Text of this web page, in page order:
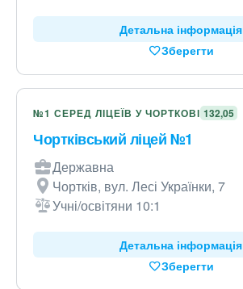
Детальна інформація
Зберегти
№1 СЕРЕД ЛІЦЕЇВ У ЧОРТКОВІ 132,05
Чортківський ліцей №1
Державна
Чортків, вул. Лесі Українки, 7
Учні/освітяни 10:1
Детальна інформація
Зберегти